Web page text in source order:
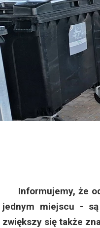
Dzień
Dzień
Dzień
Protest w
Protest w
Dzień
Dzień
Dzień
Informujemy, że
jednym miejscu - są
zwiększy się także